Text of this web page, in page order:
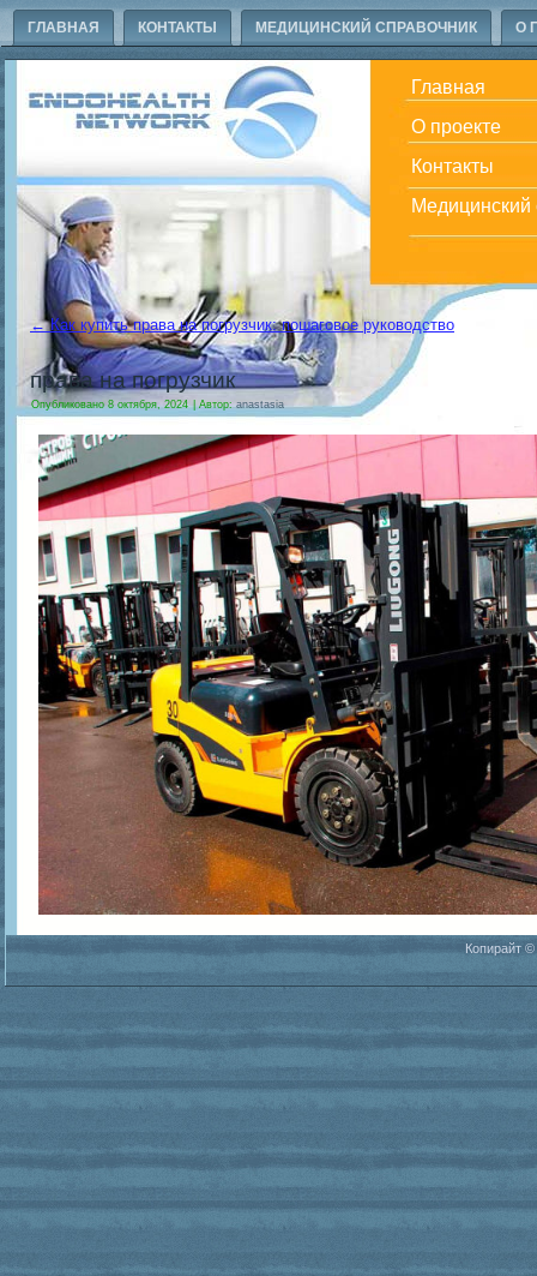
ГЛАВНАЯ КОНТАКТЫ МЕДИЦИНСКИЙ СПРАВОЧНИК О
Главная
О проекте
Контакты
Медицинский
←Как купить права на погрузчик: пошаговое руководство
права на погрузчик
Опубликовано 8 октября, 2024 |Автор: anastasia
Копирайт